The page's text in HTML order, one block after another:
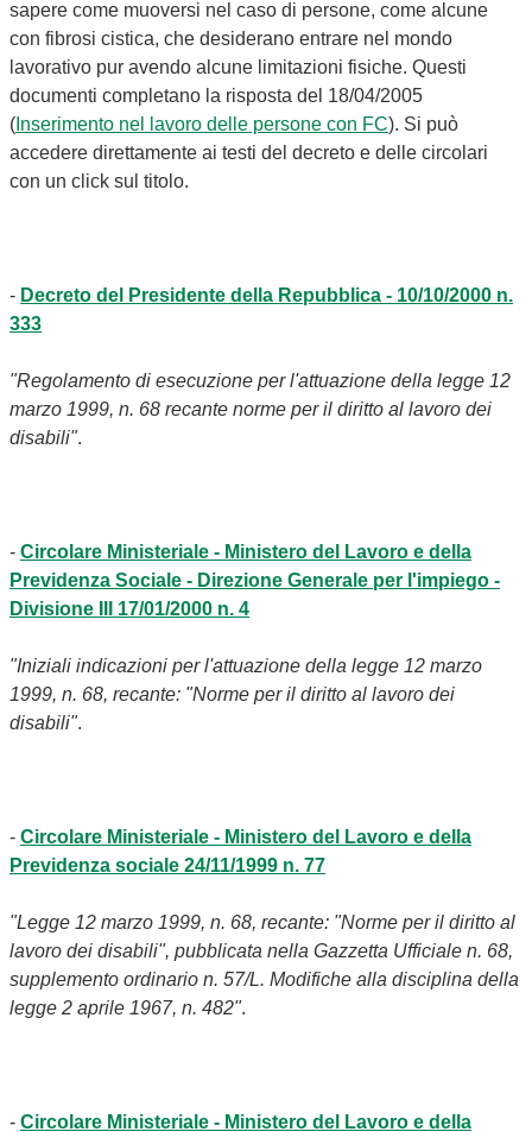
sapere come muoversi nel caso di persone, come alcune
con fibrosi cistica, che desiderano entrare nel mondo
lavorativo pur avendo alcune limitazioni fisiche. Questi
documenti completano la risposta del 18/04/2005
( Inserimento nel lavoro delle persone con FC). Si può
accedere direttamente ai testi del decreto e delle circolari
con un click sul titolo.
- Decreto del Presidente della Repubblica - 10/10/2000 n.
333
"Regolamento di esecuzione per l'attuazione della legge 12
marzo 1999, n. 68 recante norme per il diritto al lavoro dei
disabili".
- Circolare Ministeriale - Ministero del Lavoro e della
Previdenza Sociale - Direzione Generale per l'impiego -
Divisione III 17/01/2000 n. 4
"Iniziali indicazioni per l'attuazione della legge 12 marzo
1999, n. 68, recante: "Norme per il diritto al lavoro dei
disabili".
- Circolare Ministeriale - Ministero del Lavoro e della
Previdenza sociale 24/11/1999 n. 77
"Legge 12 marzo 1999, n. 68, recante: "Norme per il diritto al
lavoro dei disabili", pubblicata nella Gazzetta Ufficiale n. 68,
supplemento ordinario n. 57/L. Modifiche alla disciplina della
legge 2 aprile 1967, n. 482".
- Circolare Ministeriale - Ministero del Lavoro e della